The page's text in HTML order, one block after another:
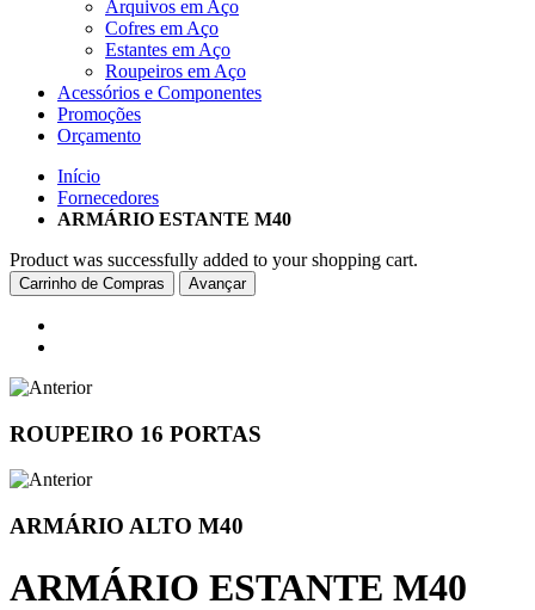
Arquivos em Aço
Cofres em Aço
Estantes em Aço
Roupeiros em Aço
Acessórios e Componentes
Promoções
Orçamento
Início
Fornecedores
ARMÁRIO ESTANTE M40
Product was successfully added to your shopping cart.
Carrinho de Compras Avançar
ROUPEIRO 16 PORTAS
ARMÁRIO ALTO M40
ARMÁRIO ESTANTE M40